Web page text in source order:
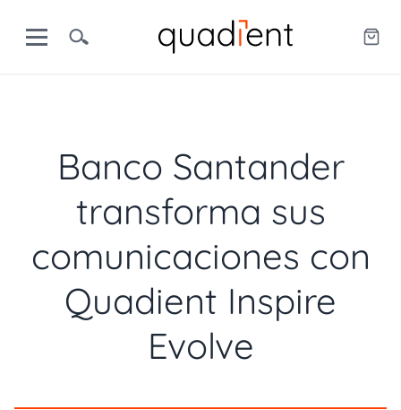
Banco Santander
transforma sus
comunicaciones con
Quadient Inspire
Evolve